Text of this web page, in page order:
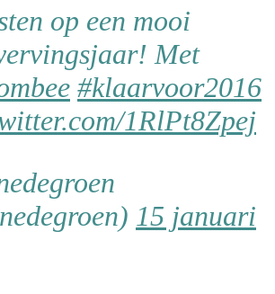
op een mooi
Met
#klaarvoor2016
1RlPt8Zpej
15 januari